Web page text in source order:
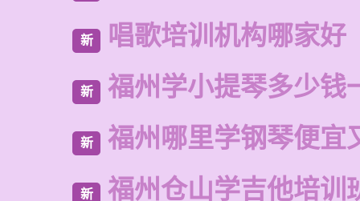
新 唱歌培训机构哪家好
新 福州学小提琴多少钱
新 福州哪里学钢琴便宜
新 福州仓山学吉他培训